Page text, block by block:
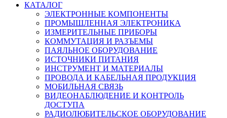
КАТАЛОГ
ЭЛЕКТРОННЫЕ КОМПОНЕНТЫ
ПРОМЫШЛЕННАЯ ЭЛЕКТРОНИКА
ИЗМЕРИТЕЛЬНЫЕ ПРИБОРЫ
КОММУТАЦИЯ И РАЗЪЕМЫ
ПАЯЛЬНОЕ ОБОРУДОВАНИЕ
ИСТОЧНИКИ ПИТАНИЯ
ИНСТРУМЕНТ И МАТЕРИАЛЫ
ПРОВОДА И КАБЕЛЬНАЯ ПРОДУКЦИЯ
МОБИЛЬНАЯ СВЯЗЬ
ВИДЕОНАБЛЮДЕНИЕ И КОНТРОЛЬ
ДОСТУПА
РАДИОЛЮБИТЕЛЬСКОЕ ОБОРУДОВАНИЕ